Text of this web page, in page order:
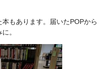
もあります。届いたPOPから
。